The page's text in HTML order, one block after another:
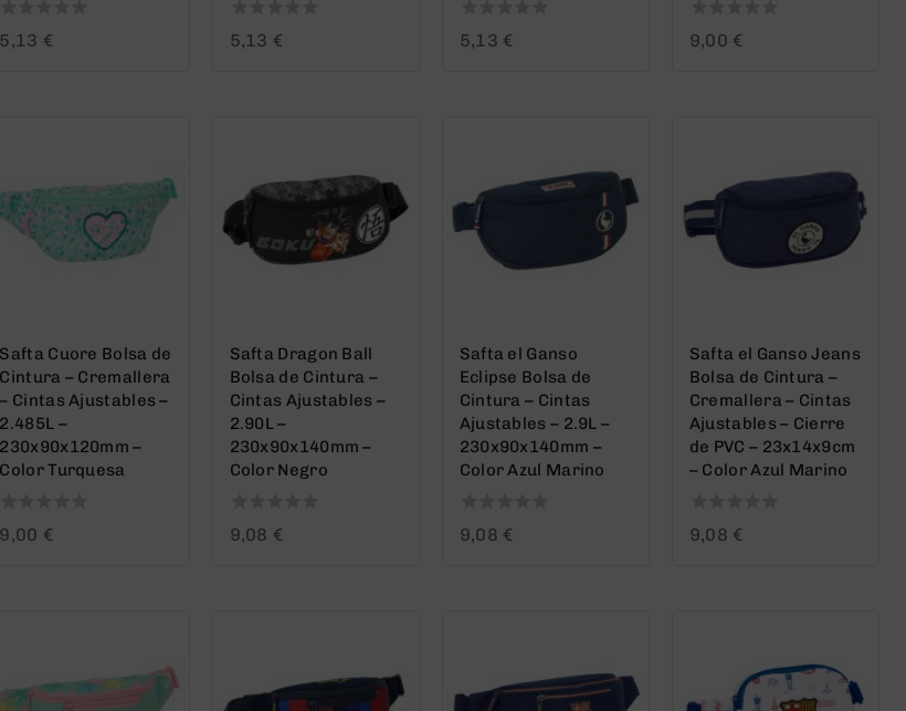
0
5,13 €
0
5,13 €
0
5,13 €
0
9,00 €
Safta Cuore Bolsa de
Cintura – Cremallera
– Cintas Ajustables –
2.485L –
230x90x120mm –
Color Turquesa
0
9,00 €
Safta Dragon Ball
Bolsa de Cintura –
Cintas Ajustables –
2.90L –
230x90x140mm –
Color Negro
0
9,08 €
Safta el Ganso
Eclipse Bolsa de
Cintura – Cintas
Ajustables – 2.9L –
230x90x140mm –
Color Azul Marino
0
9,08 €
Safta el Ganso Jeans
Bolsa de Cintura –
Cremallera – Cintas
Ajustables – Cierre
de PVC – 23x14x9cm
– Color Azul Marino
0
9,08 €